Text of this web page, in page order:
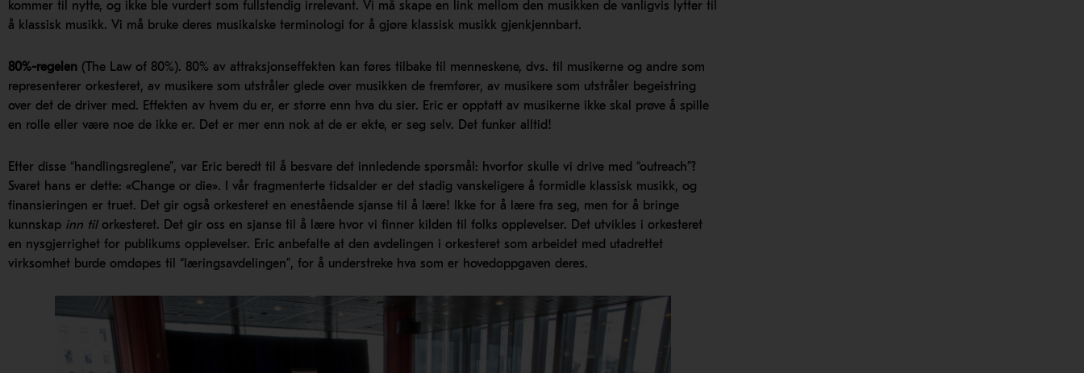
kommer til nytte, og ikke ble vurdert som fullstendig irrelevant. Vi må skape en link mellom den musikken de vanligvis lytter til
å klassisk musikk. Vi må bruke deres musikalske terminologi for å gjøre klassisk musikk gjenkjennbart.
80%-regelen (The Law of 80%). 80% av attraksjonseffekten kan føres tilbake til menneskene, dvs. til musikerne og andre som
representerer orkesteret, av musikere som utstråler glede over musikken de fremfører, av musikere som utstråler begeistring
over det de driver med. Effekten av hvem du er, er større enn hva du sier. Eric er opptatt av musikerne ikke skal prøve å spille
en rolle eller være noe de ikke er. Det er mer enn nok at de er ekte, er seg selv. Det funker alltid!
Etter disse “handlingsreglene”, var Eric beredt til å besvare det innledende spørsmål: hvorfor skulle vi drive med “outreach”?
Svaret hans er dette: «Change or die». I vår fragmenterte tidsalder er det stadig vanskeligere å formidle klassisk musikk, og
finansieringen er truet. Det gir også orkesteret en enestående sjanse til å lære! Ikke for å lære fra seg, men for å bringe
kunnskap inn tilorkesteret. Det gir oss en sjanse til å lære hvor vi finner kilden til folks opplevelser. Det utvikles i orkesteret
en nysgjerrighet for publikums opplevelser. Eric anbefalte at den avdelingen i orkesteret som arbeidet med utadrettet
virksomhet burde omdøpes til “læringsavdelingen”, for å understreke hva som er hovedoppgaven deres.